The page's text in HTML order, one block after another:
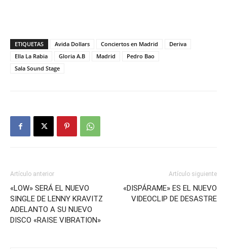
ETIQUETAS Avida Dollars Conciertos en Madrid
Deriva
Ella La Rabia
Gloria A.B Madrid
Pedro Bao
Sala Sound Stage
Artículo anterior
«LOW» SERÁ EL NUEVO
SINGLE DE LENNY KRAVITZ
ADELANTO A SU NUEVO
DISCO «RAISE VIBRATION»
Artículo siguiente
«DISPÁRAME» ES EL NUEVO
VIDEOCLIP DE DESASTRE